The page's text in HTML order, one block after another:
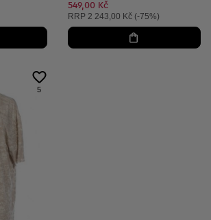
549,00 Kč
Doporučená cena:
RRP 2 243,00 Kč (-75%)
5